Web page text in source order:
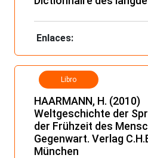
Enlaces:
Libro
HAARMANN, H. (2010)
Weltgeschichte der
der Frühzeit des
Gegenwart. Verlag
München